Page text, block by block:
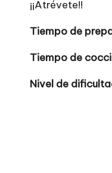
¡¡Atrévete!!
Tiempo de
Tiempo de
Nivel de